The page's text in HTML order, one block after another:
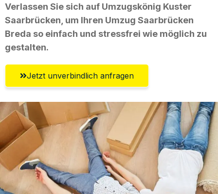
Verlassen Sie sich auf Umzugskönig Kuster
Saarbrücken, um Ihren Umzug Saarbrücken
Breda so einfach und stressfrei wie möglich zu
gestalten.
Jetzt unverbindlich anfragen